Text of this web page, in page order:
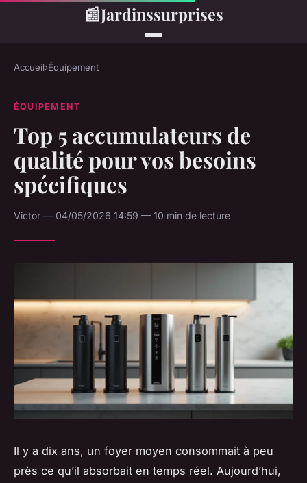
📰Jardinssurprises
Accueil›Équipement
ÉQUIPEMENT
Top 5 accumulateurs de
qualité pour vos besoins
spécifiques
Victor — 04/05/2026 14:59 — 10 min de lecture
Il y a dix ans, un foyer moyen consommait à peu
près ce qu’il absorbait en temps réel. Aujourd’hui,